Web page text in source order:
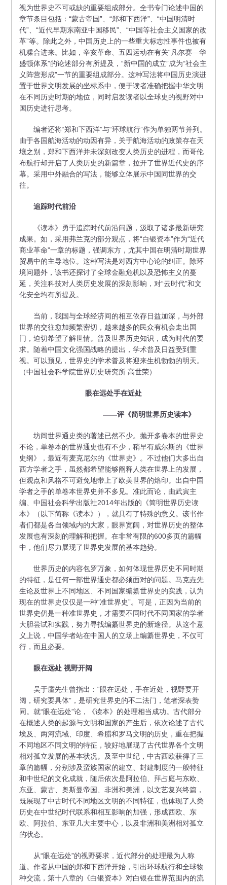
视为世界史不可或缺的重要组成部分。全书专门论述中国的
章节条目包括：“蒙古帝国”、“郑和下西洋”、“中国明清时
代”、“近代早期东南亚中国移民”、“中国等社会主义国家的改
革”等。除此之外，中国历史上的一些重大标志性事件也被有
机糅合进来。比如，辛亥革命、五四运动在有关“凡尔赛—华
盛顿体系”的论述部分有所提及，“新中国的成立”成为“社会主
义阵营形成”一节的重要组成部分。这种写法将中国历史演进
置于世界文明发展的坐标系中，便于读者准确把握中华文明
在不同历史时期的地位，同时启发读者以全球史的视野对中
国历史进行思考。
编者还将“郑和下西洋”与“环球航行”作为单独两节并列。
由于各国航海活动的动因有异，关于航海活动的政策存在天
壤之别，郑和下西洋并未深刻改变人类历史的进程，而哥伦
布航行却开启了人类历史的新篇章，拉开了世界近代史的序
幕。采用中外融合的写法，能够立体展示中国同世界的交
往。
追踪时代前沿
《读本》勇于追踪时代前沿问题，汲取了诸多最新研究
成果。如，采用弗兰克的部分观点，将“白银资本”作为“近代
商业革命”一章的标题，强调东方，尤其中国在明清时期世界
贸易中的主导地位。这种写法是对西方中心论的纠正。除环
境问题外，该书还探讨了全球金融危机以及恐怖主义的蔓
延，关注科技对人类历史发展的深刻影响，对“云时代”和文
化安全均有所提及。
当前，我国与全球经济间的相互依存日益加深，与外部
世界的交往愈加频繁密切，越来越多的民众有机会走出国
门，迫切希望了解世情。普及世界历史知识，成为时代的要
求。随着中国文化强国战略的提出，学术普及日益受到重
视。可以预见，世界史的学术普及将迎来生机勃勃的明天。
（中国社会科学院世界历史研究所 高世荣）
眼在远处手在近处
——评《简明世界历史读本》
坊间世界通史类的著述已然不少。抛开多卷本的世界史
不论，单卷本的世界通史也有不少，稍早有威尔斯的《世界
史纲》，最近有麦克尼尔的《世界史》。不过他们大多出自
西方学者之手，虽然都希望能够阐释人类在世界上的发展，
但观点和风格不可避免地带上了欧美世界的烙印。出自中国
学者之手的单卷本世界史并不多见。准此而论，由武寅主
编、中国社会科学出版社2014年出版的《简明世界历史读
本》（以下简称《读本》），就具有了特殊的意义。该书作
者们都是各自领域内的大家，眼界宽阔，对世界历史的整体
发展也有深刻的理解和把握。在非常有限的600多页的篇幅
中，他们尽力展现了世界史发展的基本趋势。
世界历史的内容包罗万象，如何体现世界历史不同时期
的特征，是任何一部世界通史都必须面对的问题。马克垚先
生论及世界上不同地区、不同国家编纂世界史的实践，认为
现在的世界史仅仅是一种“准世界史”。可是，正因为当前的
世界史仍是一种准世界史，才需要不同时代不同国家的学者
大胆尝试和实践，努力寻找编纂世界史的新途径。从这个意
义上说，中国学者站在中国人的立场上编纂世界史，不仅可
行，而且必要。
眼在远处 视野开阔
吴于廑先生曾指出：“眼在远处，手在近处，视野要开
阔，研究要具体”，是研究世界史的不二法门，笔者深表赞
同。就“眼在远处”论，《读本》的处理相当成功。古代部分
在概述人类的起源与文明和国家的产生后，依次论述了古代
埃及、两河流域、印度、希腊和罗马文明的历史，重在把握
不同地区不同文明的特征，较好地展现了古代世界各个文明
相对孤立发展的基本状况。及至中世纪，中古西欧获得了三
章的篇幅，分别涉及蛮族国家的建立、封建制度的一般特征
和中世纪的文化成就，随后依次是阿拉伯、拜占庭与东欧、
东亚、蒙古、奥斯曼帝国、非洲和美洲，以文艺复兴终篇，
既展现了中古时代不同地区文明的不同特征，也体现了人类
历史在中世纪时代联系和相互影响的加强，形成西欧、东
欧、阿拉伯、东亚几大主要中心，以及非洲和美洲相对孤立
的状态。
从“眼在远处”的视野要求，近代部分的处理最为人称
道。作者从中国的郑和下西洋开始，引出环球航行和全球物
种交流，第十八章的《白银资本》对白银在世界范围内的流